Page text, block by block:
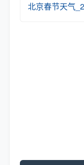
北京春节天气